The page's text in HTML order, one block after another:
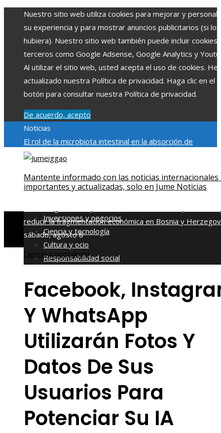
Nuestro sitio web utiliza cookies para mejorar y
su experiencia y para mostrar anuncios publicitarios (si los
hubiera). Nuestro sitio web también puede incluir cookies
terceros como Google Adsense, Google Analytics y
Al utilizar el sitio web, usted acepta el uso de cookies.
actualizado nuestra Política de privacidad. Haga clic en el
botón para consultar nuestra Política de privacidad.
De acuerdo, acepto
Noticias
El rol de la microbiota intestinal en la absorción de
nutrientesReformas regulatorias derivadas de desastres
Patrimonio de la Humanidad y su importanciaImpacto
económico y social de la estacionalidad turística en
reducir la fragmentación económica en Bosnia y
sábado, agosto 8
Mantente informado con las noticias internacionales
importantes y actualizadas, solo en Jume Noticias
Inversiones y negocios
Ciencia y tecnología
Cultura y ocio
Responsabilidad social
Ciencia y tecnología
Facebook,
Y WhatsApp
Utilizarán Fotos Y
Datos De Sus
Usuarios Para
Potenciar Su IA